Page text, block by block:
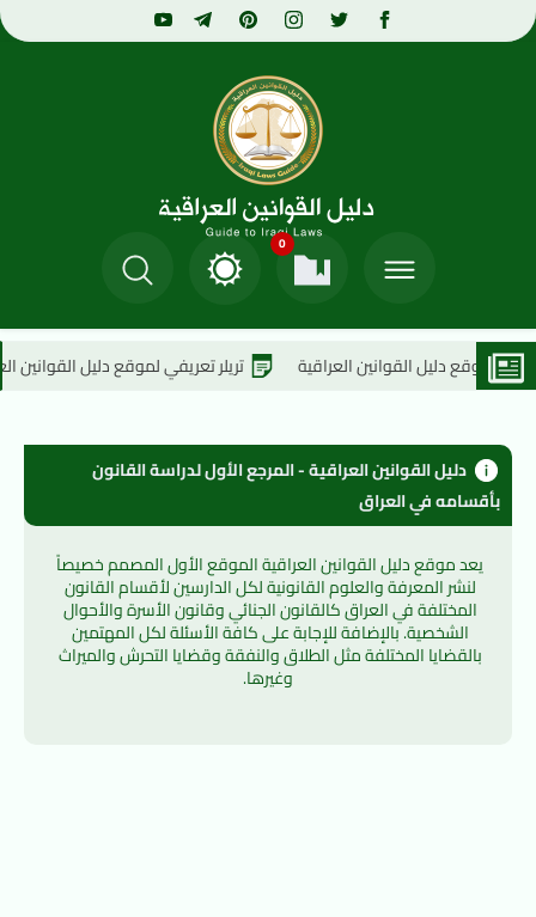
0
القوانين العراقية تريلر تعريفي لموقع دليل القوانين العراقية
بأقسامه في العراق
وغيرها.